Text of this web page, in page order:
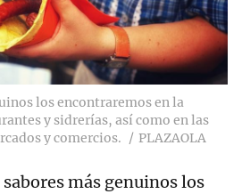
los encontraremos en la
y sidrerías, así como en las
y comercios.
PLAZAOLA
más genuinos los